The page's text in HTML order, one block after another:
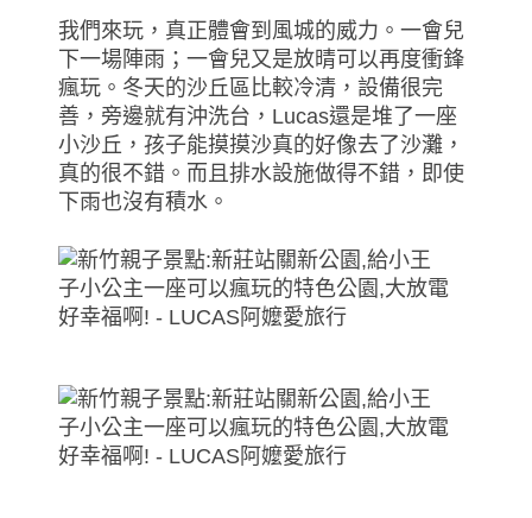
我們來玩，真正體會到風城的威力。一會兒
下一場陣雨；一會兒又是放晴可以再度衝鋒
瘋玩。冬天的沙丘區比較冷清，設備很完
善，旁邊就有沖洗台，Lucas還是堆了一座
小沙丘，孩子能摸摸沙真的好像去了沙灘，
真的很不錯。而且排水設施做得不錯，即使
下雨也沒有積水。